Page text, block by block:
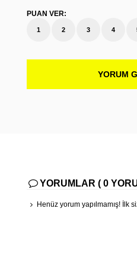
PUAN VER:
1 2 3 4
YORUM
YORUMLAR ( 0
Henüz yorum yapılmamış! İlk